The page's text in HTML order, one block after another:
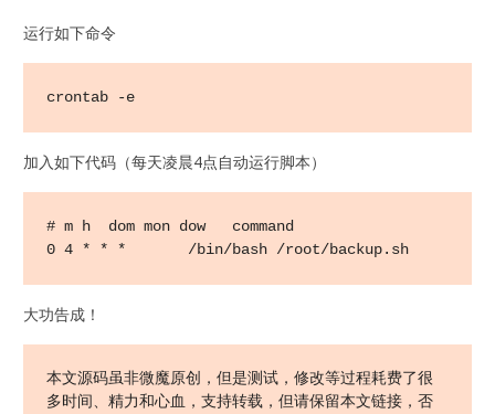
运行如下命令
crontab -e
加入如下代码（每天凌晨4点自动运行脚本）
# m h  dom mon dow   command
0 4 * * *       /bin/bash /root/backup.sh
大功告成！
本文源码虽非微魔原创，但是测试，修改等过程耗费了很
多时间、精力和心血，支持转载，但请保留本文链接，否